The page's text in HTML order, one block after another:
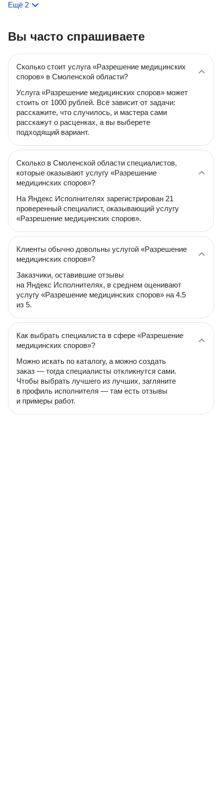
Ещё 2
Вы часто спрашиваете
Сколько стоит услуга «Разрешение медицинских
споров» в Смоленской области?
Услуга «Разрешение медицинских споров» может
стоить от 1000 рублей. Всё зависит от задачи:
расскажите, что случилось, и мастера сами
расскажут о расценках, а вы выберете
подходящий вариант.
Сколько в Смоленской области специалистов,
которые оказывают услугу «Разрешение
медицинских споров»?
На Яндекс Исполнителях зарегистрирован 21
проверенный специалист, оказывающий услугу
«Разрешение медицинских споров».
Клиенты обычно довольны услугой «Разрешение
медицинских споров»?
Заказчики, оставившие отзывы
на Яндекс Исполнителях, в среднем оценивают
услугу «Разрешение медицинских споров» на 4.5
из 5.
Как выбрать специалиста в сфере «Разрешение
медицинских споров»?
Можно искать по каталогу, а можно создать
заказ — тогда специалисты откликнутся сами.
Чтобы выбрать лучшего из лучших, загляните
в профиль исполнителя — там есть отзывы
и примеры работ.